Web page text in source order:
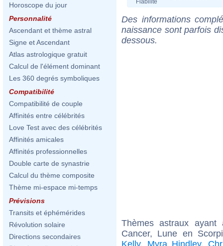
Horoscope du jour
Personnalité
Ascendant et thème astral
Signe et Ascendant
Atlas astrologique gratuit
Calcul de l'élément dominant
Les 360 degrés symboliques
Compatibilité
Compatibilité de couple
Affinités entre célébrités
Love Test avec des célébrités
Affinités amicales
Affinités professionnelles
Double carte de synastrie
Calcul du thème composite
Thème mi-espace mi-temps
Prévisions
Transits et éphémérides
Révolution solaire
Directions secondaires
Des informations
naissance sont parfois
dessous.
Thèmes astraux
Cancer, Lune en
Kelly, Myra Hindley,